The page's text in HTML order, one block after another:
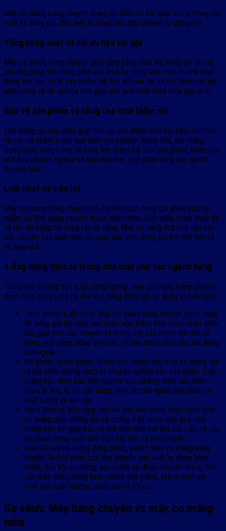
Máy co màng băng chuyền mang lại nhiều lợi ích quan trọng trong sản
xuất và đóng gói, đặc biệt là trong các dây chuyền tự động hóa.
Tăng năng suất và tối ưu hóa chi phí
Máy co màng băng chuyền giúp tăng năng suất lên nhiều lần so với
phương pháp thủ công. Nhờ quy trình tự động hóa, máy có thể hoạt
động liên tục, xử lý sản phẩm với tốc độ cao, từ đó tiết kiệm chi phí
nhân công và tối ưu hóa thời gian sản xuất một cách hiệu quả nhất.
Bảo vệ sản phẩm và nâng cao tính thẩm mỹ
Lớp màng co bọc chặt giúp bảo vệ sản phẩm khỏi bụi bẩn, ẩm mốc,
và các va chạm trong quá trình vận chuyển. Đồng thời, lớp màng
trong suốt, sáng bóng sẽ tăng tính thẩm mỹ cho sản phẩm, khiến bao
bì trông chuyên nghiệp và hấp dẫn hơn, góp phần nâng cao giá trị
thương hiệu.
Linh hoạt và tiện lợi
Máy co màng băng chuyền có thể linh hoạt đóng gói nhiều loại sản
phẩm có hình dạng và kích thước khác nhau. Việc điều chỉnh nhiệt độ
và tốc độ băng tải cũng rất dễ dàng. Máy dễ dàng tích hợp vào các
dây chuyền sản xuất hiện có, giúp quá trình đóng gói trở nên tiện lợi
và hiệu quả.
4 Ứng dụng thực tế trong nhà máy cho các ngành hàng
Trong môi trường sản xuất công nghiệp, máy co màng băng chuyền
được ứng dụng rộng rãi nhờ khả năng đóng gói tự động và hiệu quả.
Thực phẩm & đồ uống: Máy co màng băng chuyền được dùng
để đóng gói lốc chai, lon, hoặc hộp thành khối chắc chắn. Điều
này giúp việc vận chuyển và trưng bày sản phẩm trở nên dễ
dàng, gọn gàng, đồng thời bảo vệ sản phẩm khỏi các tác động
bên ngoài.
Mỹ phẩm, dược phẩm: Trong các ngành này, máy co màng tạo
ra lớp niêm phong sạch và chuyên nghiệp cho sản phẩm. Lớp
màng bọc đảm bảo tính nguyên vẹn, chứng minh sản phẩm
chưa bị mở, từ đó xây dựng niềm tin cho người tiêu dùng về
chất lượng và an toàn.
Hàng điện tử, phụ tùng: Đối với các sản phẩm nhạy cảm, máy
co màng giúp chống ẩm và chống trầy xước hiệu quả. Lớp
màng bọc kín giúp bảo vệ linh kiện khỏi hơi ẩm, bụi bẩn, và các
va chạm trong suốt quá trình lưu kho và vận chuyển.
Liên kết với hệ thống đóng thùng, pallet: Máy co màng băng
chuyền là một phần của dây chuyền sản xuất tự động hoàn
chỉnh. Sau khi co màng, sản phẩm sẽ được chuyển thẳng đến
các máy đóng thùng hoặc robot xếp pallet, tạo ra một quy
trình sản xuất liên tục, khép kín và tối ưu.
So sánh: Máy băng chuyền vs máy co màng
mini